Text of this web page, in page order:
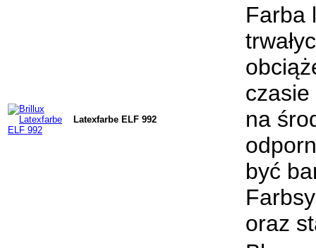
Latexfarbe ELF 992
Farba
na
być
oraz